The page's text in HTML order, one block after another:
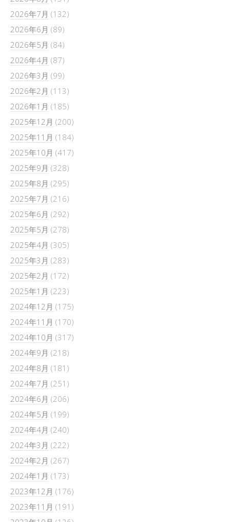
2026年7月 (132)
2026年6月 (89)
2026年5月 (84)
2026年4月 (87)
2026年3月 (99)
2026年2月 (113)
2026年1月 (185)
2025年12月 (200)
2025年11月 (184)
2025年10月 (417)
2025年9月 (328)
2025年8月 (295)
2025年7月 (216)
2025年6月 (292)
2025年5月 (278)
2025年4月 (305)
2025年3月 (283)
2025年2月 (172)
2025年1月 (223)
2024年12月 (175)
2024年11月 (170)
2024年10月 (317)
2024年9月 (218)
2024年8月 (181)
2024年7月 (251)
2024年6月 (206)
2024年5月 (199)
2024年4月 (240)
2024年3月 (222)
2024年2月 (267)
2024年1月 (173)
2023年12月 (176)
2023年11月 (191)